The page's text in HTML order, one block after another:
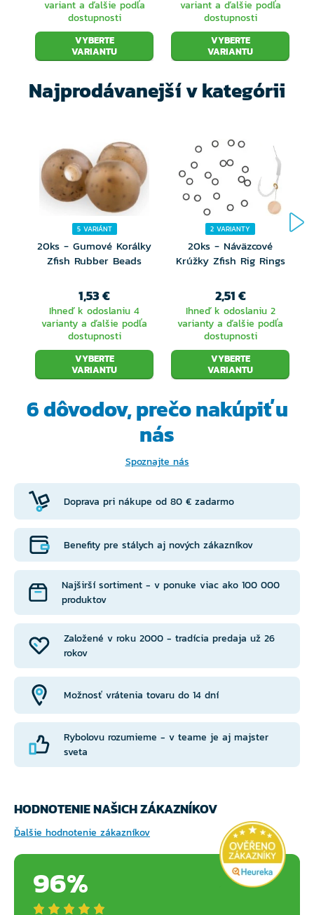
variant a ďalšie podľa
dostupnosti
VYBERTE
VARIANTU
variant a ďalšie podľa
dostupnosti
VYBERTE
VARIANTU
Najprodávanejší v kategórii
5 VARIÁNT
20ks - Gumové Korálky
Zfish Rubber Beads
1,53 €
Ihneď k odoslaniu 4
varianty a ďalšie podľa
dostupnosti
VYBERTE
VARIANTU
2 VARIANTY
20ks - Náväzcové
Krúžky Zfish Rig Rings
2,51 €
Ihneď k odoslaniu 2
varianty a ďalšie podľa
dostupnosti
VYBERTE
VARIANTU
6 dôvodov, prečonakúpiť u
nás
Spoznajte nás
Doprava pri nákupe od 80 € zadarmo
Založené v roku 2000 - tradícia predaja už 26
rokov
Benefity pre stálych aj nových zákazníkov
Možnosť vrátenia tovaru do 14 dní
Najširší sortiment - v ponuke viac ako 100 000
produktov
Rybolovu rozumieme - v teame je aj majster
sveta
HODNOTENIE NAŠICH ZÁKAZNÍKOV
Ďalšie hodnotenie zákazníkov
96%